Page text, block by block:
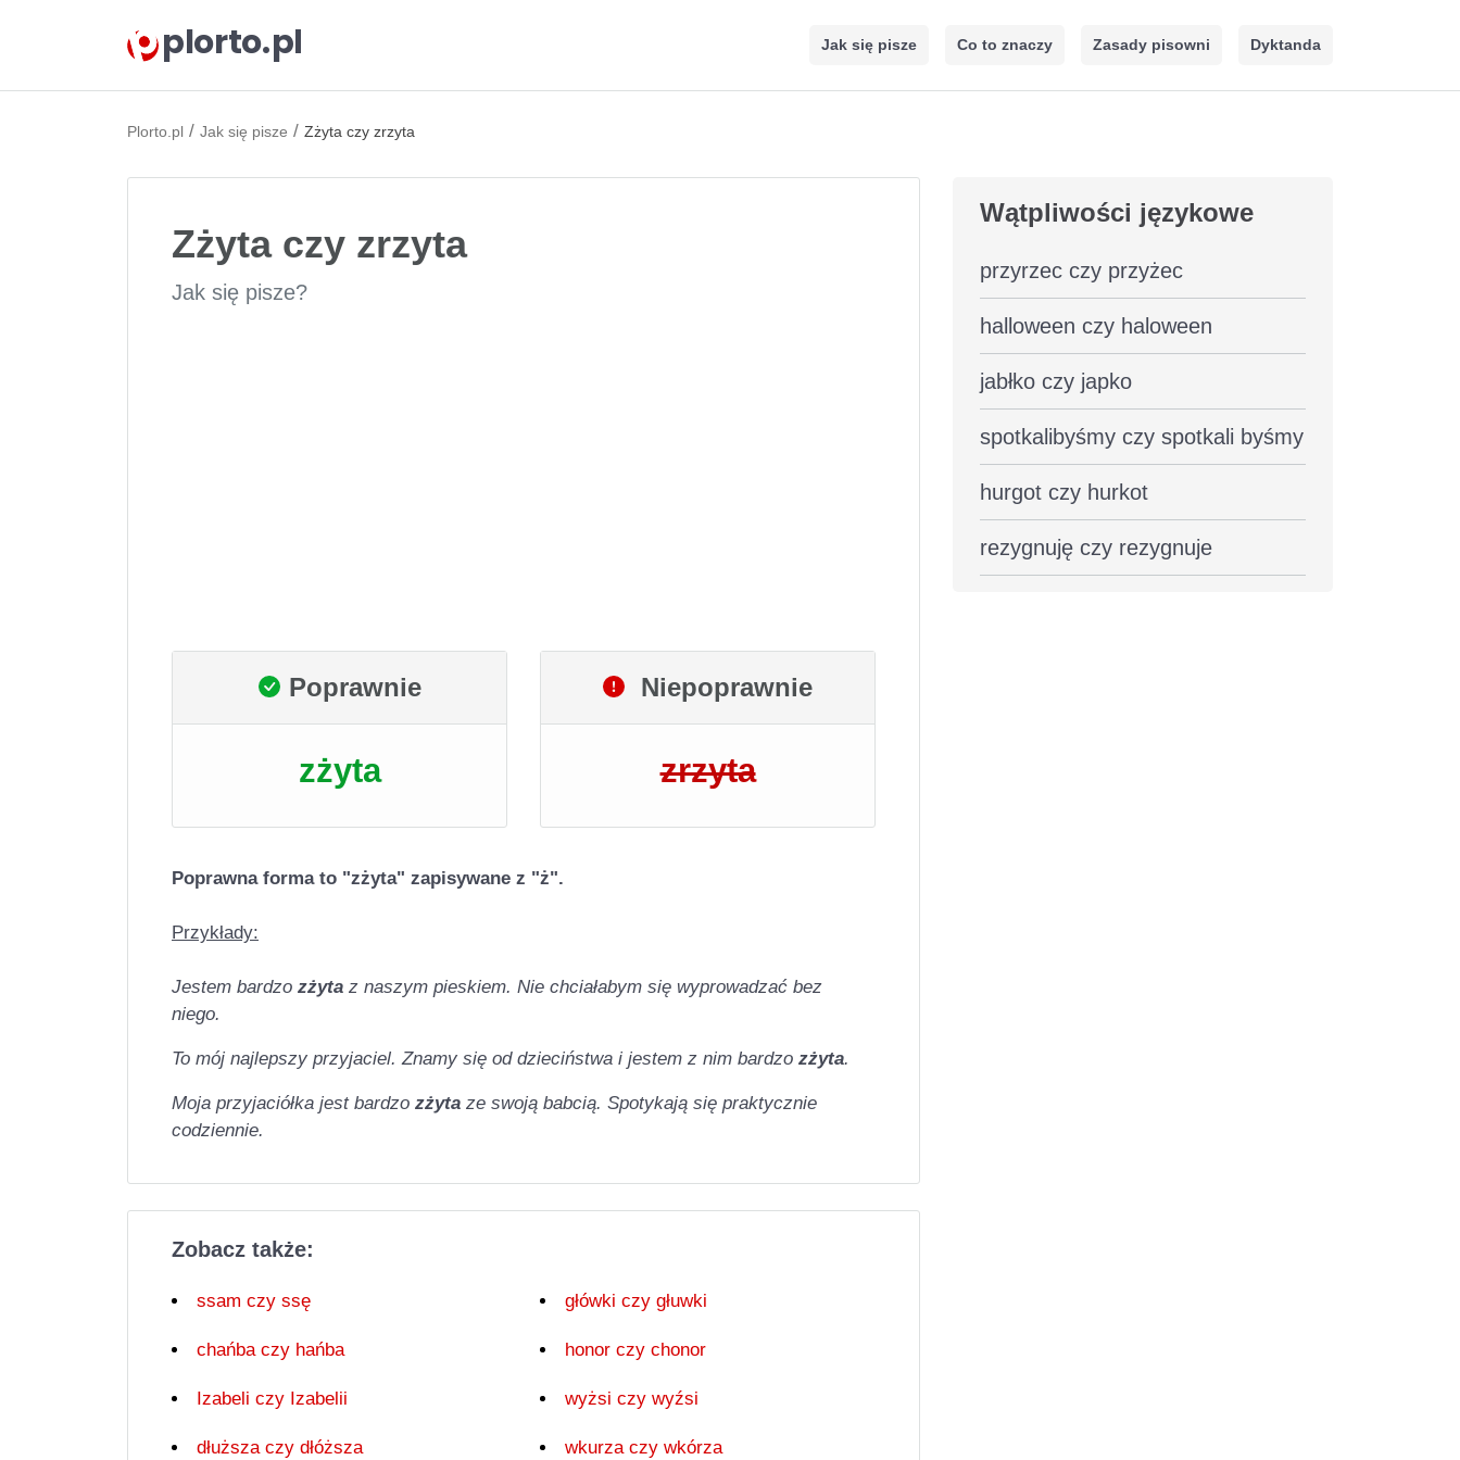
plorto.pl Jak się pisze Co to znaczy Zasady pisowni Dyktanda
Plorto.pl / Jak się pisze / Zżyta czy zrzyta
Zżyta czy zrzyta
Jak się pisze?
Poprawnie
zżyta
Niepoprawnie
zrzyta
Poprawna forma to "zżyta" zapisywane z "ż".
Przykłady:
Jestem bardzo zżyta z naszym pieskiem. Nie chciałabym się wyprowadzać bez
niego.
To mój najlepszy przyjaciel. Znamy się od dzieciństwa i jestem z nim bardzo zżyta.
Moja przyjaciółka jest bardzo zżyta ze swoją babcią. Spotykają się praktycznie
codziennie.
Zobacz także:
ssam czy ssę główki czy głuwki
chańba czy hańba honor czy chonor
Izabeli czy Izabelii wyżsi czy wyźsi
dłuższa czy dłóższa wkurza czy wkórza
Wątpliwości językowe
przyrzec czy przyżec
halloween czy haloween
jabłko czy japko
spotkalibyśmy czy spotkali byśmy
hurgot czy hurkot
rezygnuję czy rezygnuje